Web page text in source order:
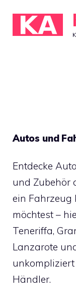
Inhalt
springen
Autos und
Entdecke
und Zubehör
ein Fahrzeug
möchtest –
Teneriffa,
Lanzarote
Händler.